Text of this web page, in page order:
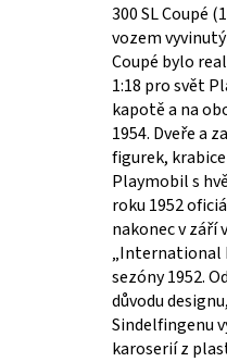
300 SL Coupé
vozem
Coupé bylo
1:18 pro svět
kapotě a na
1954. Dveře a
figurek,
Playmobil s
roku 1952
nakonec v září
„International
sezóny 1952.
důvodu
Sindelfingenu
karoserií z